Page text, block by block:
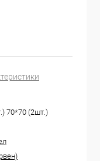
70*70 (2шт.)